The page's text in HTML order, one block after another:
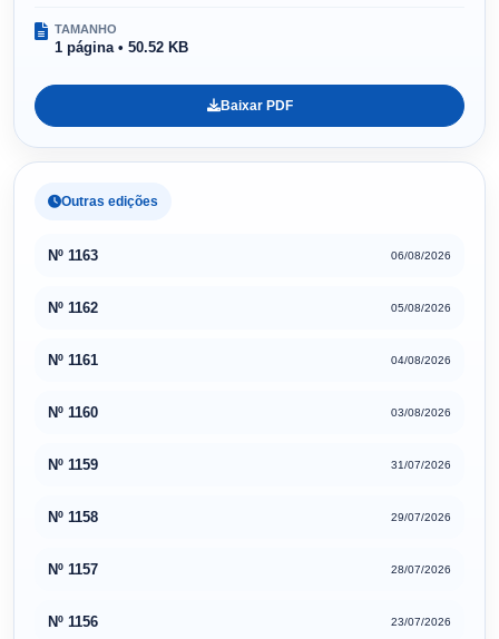
TAMANHO
1 página • 50.52 KB
Baixar PDF
Outras edições
Nº 1163 06/08/2026
Nº 1162 05/08/2026
Nº 1161 04/08/2026
Nº 1160 03/08/2026
Nº 1159 31/07/2026
Nº 1158 29/07/2026
Nº 1157 28/07/2026
Nº 1156 23/07/2026